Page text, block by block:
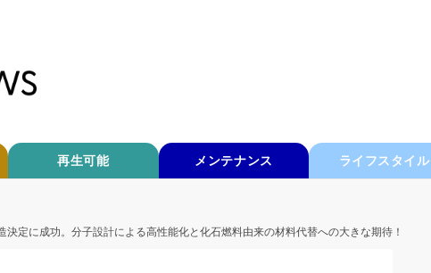
再生可能 メンテナンス ライフスタイル
決定に成功。分子設計による高性能化と化石燃料由来の材料代替への大きな期待！